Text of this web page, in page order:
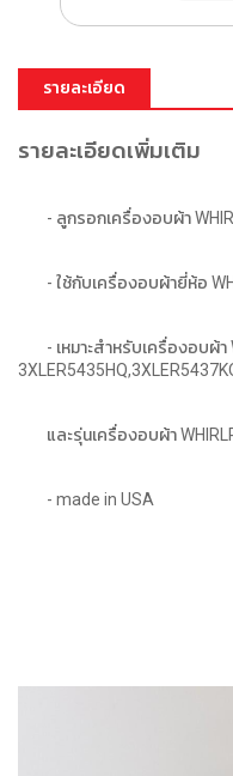
รายละเอียด
รายละเอียดเพิ่มเติม
- ลูกรอกเครื่องอบผ้า
- ใช้กับเครื่องอบผ้ายี่ห้อ
- เหมาะสำหรับเครื่องอบผ้า
และรุ่นเครื่องอบผ้า
- made in USA